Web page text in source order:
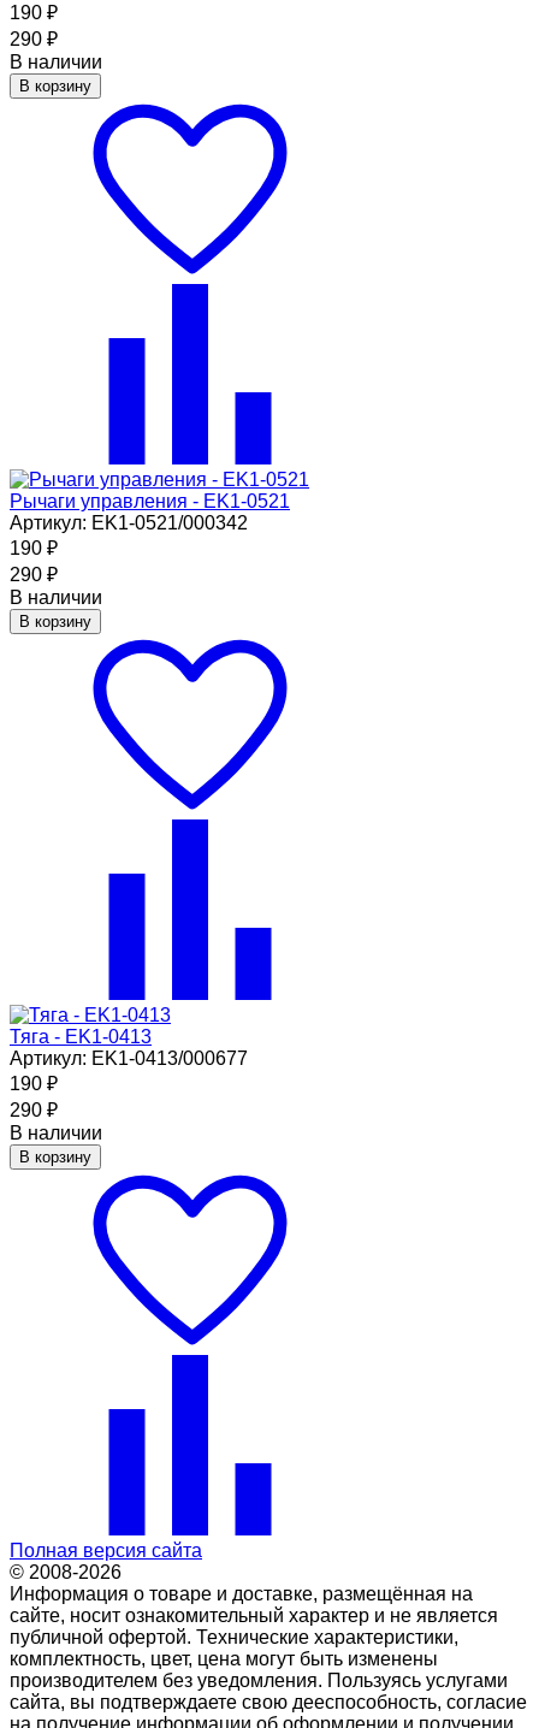
190 ₽
290 ₽
В наличии
В корзину
Рычаги управления - EK1-0521
Артикул: EK1-0521/000342
190 ₽
290 ₽
В наличии
В корзину
Тяга - EK1-0413
Артикул: EK1-0413/000677
190 ₽
290 ₽
В наличии
В корзину
Полная версия сайта
© 2008-2026
Информация о товаре и доставке, размещённая на
сайте, носит ознакомительный характер и не является
публичной офертой. Технические характеристики,
комплектность, цвет, цена могут быть изменены
производителем без уведомления. Пользуясь услугами
сайта, вы подтверждаете свою дееспособность, согласие
на получение информации об оформлении и получении